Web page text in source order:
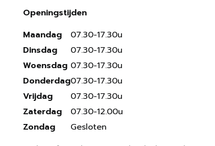
Openingstijden
Maandag
Dinsdag
Woensdag
Donderdag
Vrijdag
Zaterdag
Zondag
07.30-17.30u
07.30-17.30u
07.30-17.30u
07.30-17.30u
07.30-17.30u
07.30-12.00u
Gesloten